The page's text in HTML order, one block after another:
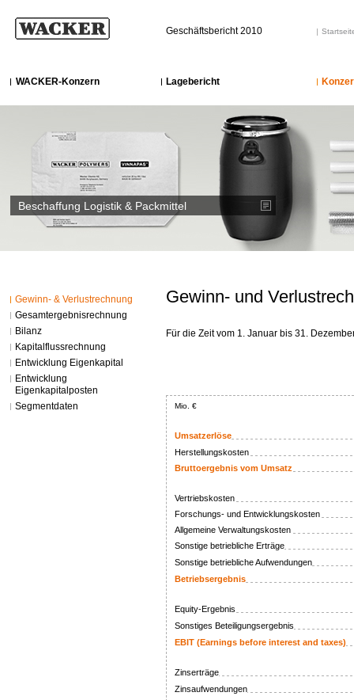
Geschäftsbericht 2010
WACKER-Konzern Lagebericht
Beschaffung Logistik & Packmittel
Gewinn- und
Für die Zeit vom 1. Januar bis 31.
Mio. €
Umsatzerlöse
Herstellungskosten
Bruttoergebnis vom Umsatz
Vertriebskosten
Forschungs- und Entwicklungskosten
Allgemeine Verwaltungskosten
Sonstige betriebliche Erträge
Sonstige betriebliche Aufwendungen
Betriebsergebnis
Equity-Ergebnis
Sonstiges Beteiligungsergebnis
EBIT (Earnings before interest and taxes)
Zinserträge
Zinsaufwendungen
Gewinn- & Verlustrechnung
Gesamtergebnisrechnung
Bilanz
Kapitalflussrechnung
Entwicklung Eigenkapital
Entwicklung
Eigenkapitalposten
Segmentdaten